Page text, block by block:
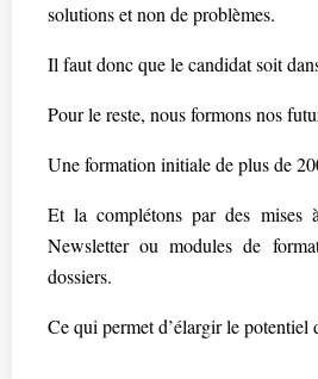
solutions et non de problèmes.
Il faut donc que le candidat soit
Pour le reste, nous formons nos
Une formation initiale de plus de
Et la complétons par des mises
Newsletter ou modules de
dossiers.
Ce qui permet d’élargir le potentiel